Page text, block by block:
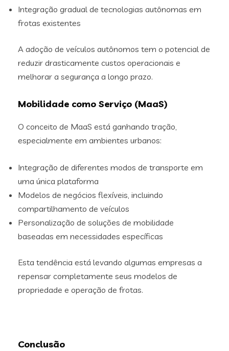
Integração gradual de tecnologias autônomas em
frotas existentes
A adoção de veículos autônomos tem o potencial de
reduzir drasticamente custos operacionais e
melhorar a segurança a longo prazo.
Mobilidade como Serviço (MaaS)
O conceito de MaaS está ganhando tração,
especialmente em ambientes urbanos:
Integração de diferentes modos de transporte em
uma única plataforma
Modelos de negócios flexíveis, incluindo
compartilhamento de veículos
Personalização de soluções de mobilidade
baseadas em necessidades específicas
Esta tendência está levando algumas empresas a
repensar completamente seus modelos de
propriedade e operação de frotas.
Conclusão